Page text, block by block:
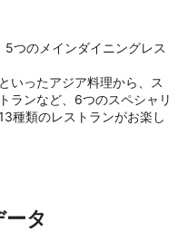
つのメインダイニングレス
いったアジア料理から、ス
ランなど、6つのスペシャリ
種類のレストランがお楽し
タ